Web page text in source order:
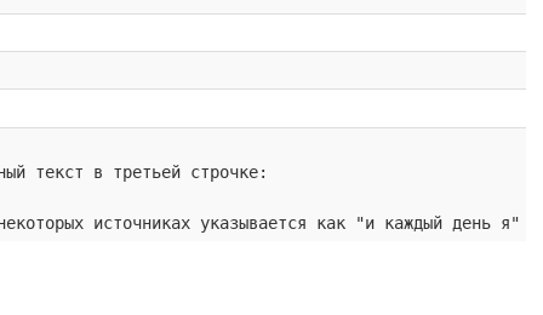
текст в третьей строчке:
источниках указывается как "и каждый день я"